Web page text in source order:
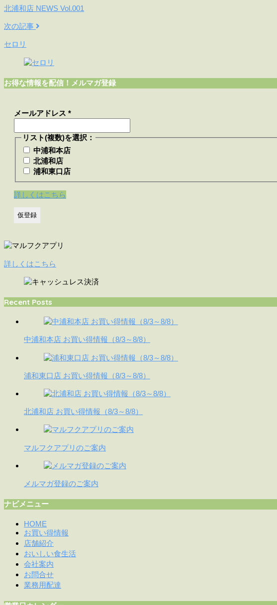
北浦和店 NEWS Vol.001
次の記事
セロリ
お得な情報を配信！メルマガ登録
メールアドレス *
リスト(複数)を選択：
中浦和本店
北浦和店
浦和東口店
詳しくはこちら
詳しくはこちら
Recent Posts
中浦和本店 お買い得情報（8/3～8/8）
浦和東口店 お買い得情報（8/3～8/8）
北浦和店 お買い得情報（8/3～8/8）
マルフクアプリのご案内
メルマガ登録のご案内
ナビメニュー
HOME
お買い得情報
店舗紹介
おいしい食生活
会社案内
お問合せ
業務用配達